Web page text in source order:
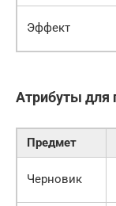
Эффект
Атрибуты для
Предмет
Черновик